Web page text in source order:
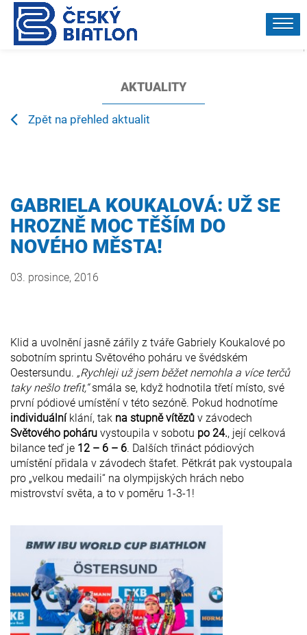
O
BIATLONU
O
SVAZU
REPREZENTACE
SOUTĚŽE
A
AKTUALITY
Zpět na přehled aktualit
GABRIELA KOUKALOVÁ: UŽ SE
HROZNĚ MOC TĚŠÍM DO
NOVÉHO MĚSTA!
03. prosince, 2016
Klid a uvolnění jasně zářily z tváře Gabriely Koukalové po
sobotním sprintu Světového poháru ve švédském
Oestersundu. „Rychleji už jsem běžet nemohla a více terčů
taky nešlo trefit,“smála se, když hodnotila třetí místo, své
první pódiové umístění v této sezóně. Pokud hodnotíme
individuálníklání, tak na stupně vítězů v závodech
Světového poháru vystoupila v sobotu po 24., její celková
bilance teď je 12 – 6 – 6. Dalších třináct pódiových
umístění přidala v závodech štafet. Pětkrát pak vystoupala
pro „velkou medaili“ na olympijských hrách nebo
mistrovství světa, a to v poměru 1-3-1!